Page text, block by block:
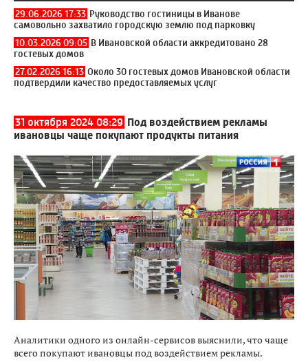
29.06.2026 17:33 Руководство гостиницы в Иванове
самовольно захватило городскую землю под парковку
10.03.2026 09:05 В Ивановской области аккредитовано 28
гостевых домов
27.02.2026 16:13 Около 30 гостевых домов Ивановской области
подтвердили качество предоставляемых услуг
31 октября 2024 08:29 Под воздействием рекламы
ивановцы чаще покупают продукты питания
Аналитики одного из онлайн-сервисов выяснили, что чаще
всего покупают ивановцы под воздействием рекламы.